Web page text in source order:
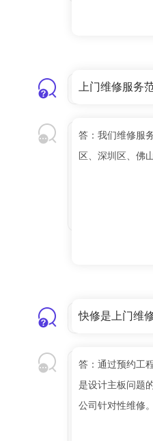
上门维修服务
答：我们维修服
区、深圳区、佛
快修是上门维
答：通过预约工
是设计主板问题
公司针对性维修。